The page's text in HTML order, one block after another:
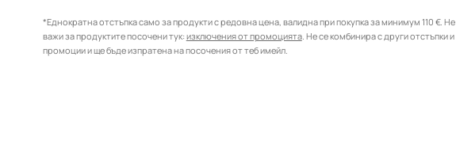
*Еднократна отстъпка само за продукти с редовна цена, валидна при покупка за минимум 110 €. Не
важи за продуктите посочени тук: изключения от промоцията. Не се комбинира с други отстъпки и
промоции и ще бъде изпратена на посочения от теб имейл.